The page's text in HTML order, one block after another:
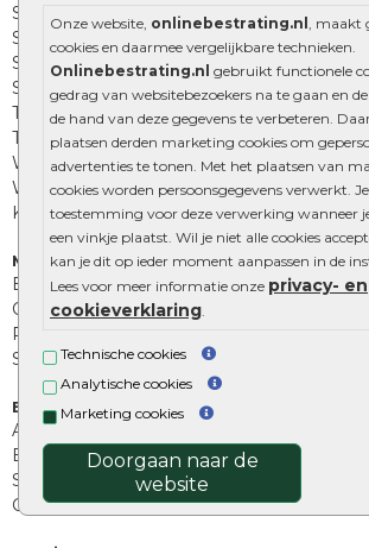
Onze website, onlinebestrating.nl , maakt
cookies en daarmee vergelijkbare technieken.
Onlinebestrating.nl gebruikt functionele
gedrag van websitebezoekers na te gaan en
de hand van deze gegevens te verbeteren.
plaatsen derden marketing cookies om
advertenties te tonen. Met het plaatsen van
cookies worden persoonsgegevens verwerkt.
toestemming voor deze verwerking wanneer
een vinkje plaatst. Wil je niet alle cookies
kan je dit op ieder moment aanpassen in de
Lees voor meer informatie onze privacy- en
cookieverklaring.
Technische cookies
Analytische cookies
Marketing cookies
Doorgaan naar de
website
Strakke bestrating
Sierbestrating
Straatklinkers
Straatstenen
Trommelstenen
Tuinstenen
Waalformaat
Wildverband bestrating
Kingstones
Muurelementen
Betonbielzen
Opsluitbanden
Palissades
Stapelblokken
Extra benodigdheden
Afwatering en diversen
Beplantings en betonelementen
Split, grind en zand
Oprit tegels